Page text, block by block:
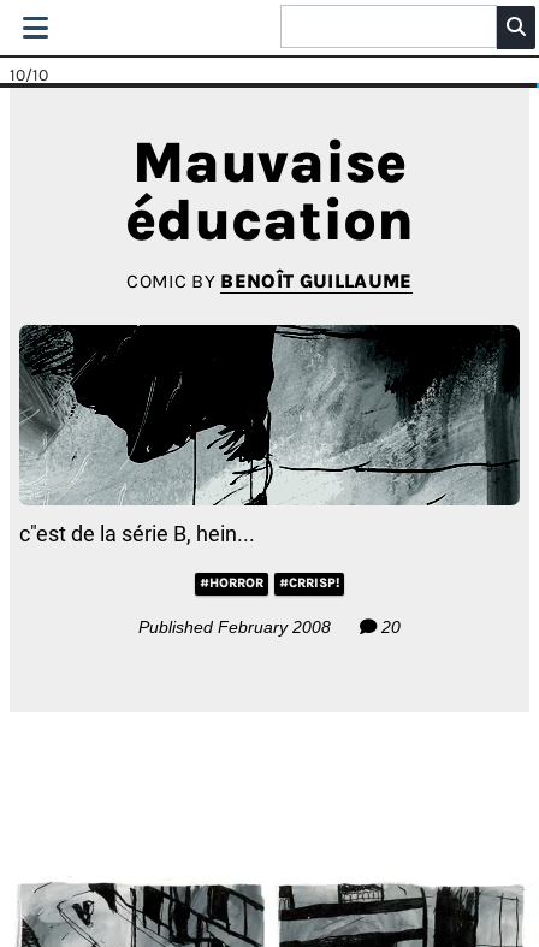
10/10
Mauvaise
éducation
COMIC BY BENOÎT GUILLAUME
c"est de la série B, hein...
#HORROR #CRRISP!
Published February 2008 20